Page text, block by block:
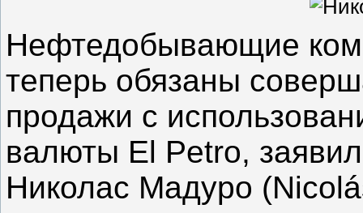
Нефтедобывающие
теперь обязаны
продажи с
валюты El Petro,
Николас Мадуро